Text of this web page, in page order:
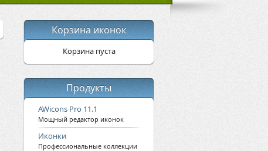
Корзина иконок
Корзина пуста
Продукты
AWicons Pro 11.1
Мощный редактор иконок
Иконки
Профессиональные коллекции